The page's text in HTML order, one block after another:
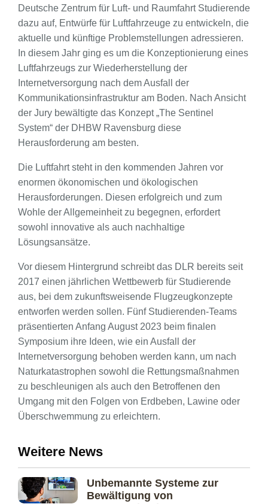
Deutsche Zentrum für Luft- und Raumfahrt Studierende
dazu auf, Entwürfe für Luftfahrzeuge zu entwickeln, die
aktuelle und künftige Problemstellungen adressieren.
In diesem Jahr ging es um die Konzeptionierung eines
Luftfahrzeugs zur Wiederherstellung der
Internetversorgung nach dem Ausfall der
Kommunikationsinfrastruktur am Boden. Nach Ansicht
der Jury bewältigte das Konzept „The Sentinel
System“ der DHBW Ravensburg diese
Herausforderung am besten.
Die Luftfahrt steht in den kommenden Jahren vor
enormen ökonomischen und ökologischen
Herausforderungen. Diesen erfolgreich und zum
Wohle der Allgemeinheit zu begegnen, erfordert
sowohl innovative als auch nachhaltige
Lösungsansätze.
Vor diesem Hintergrund schreibt das DLR bereits seit
2017 einen jährlichen Wettbewerb für Studierende
aus, bei dem zukunftsweisende Flugzeugkonzepte
entworfen werden sollen. Fünf Studierenden-Teams
präsentierten Anfang August 2023 beim finalen
Symposium ihre Ideen, wie ein Ausfall der
Internetversorgung behoben werden kann, um nach
Naturkatastrophen sowohl die Rettungsmaßnahmen
zu beschleunigen als auch den Betroffenen den
Umgang mit den Folgen von Erdbeben, Lawine oder
Überschwemmung zu erleichtern.
Weitere News
Unbemannte Systeme zur
Bewältigung von